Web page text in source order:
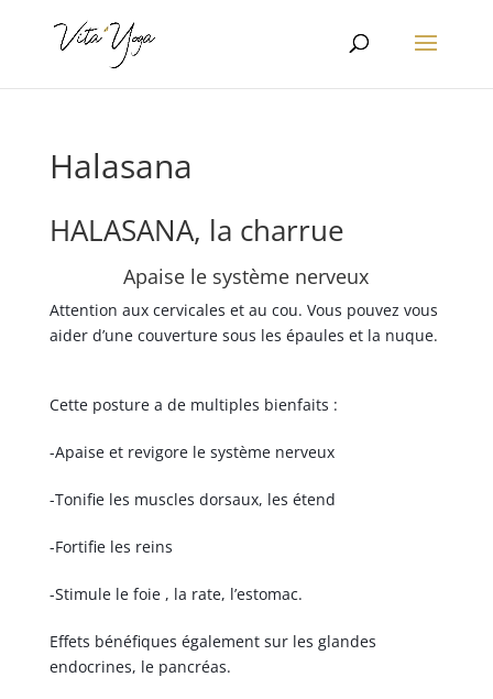
Halasana
HALASANA, la charrue
Apaise le système nerveux
Attention aux cervicales et au cou. Vous pouvez vous
aider d’une couverture sous les épaules et la nuque.
Cette posture a de multiples bienfaits :
-Apaise et revigore le système nerveux
-Tonifie les muscles dorsaux, les étend
-Fortifie les reins
-Stimule le foie , la rate, l’estomac.
Effets bénéfiques également sur les glandes
endocrines, le pancréas.